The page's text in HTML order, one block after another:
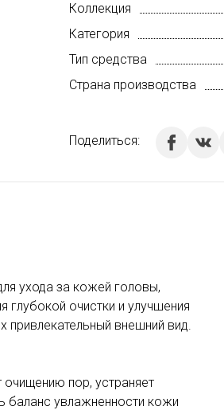
Коллекция
Категория
Тип средства
Страна производства
Поделиться:
ухода за кожей головы,
очистки и улучшения
внешний вид.
пор, устраняет
баланс увлажненности кожи